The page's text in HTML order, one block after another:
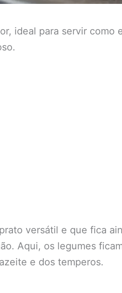
ideal para servir
versátil e que fica
Aqui, os legumes
e dos temperos.